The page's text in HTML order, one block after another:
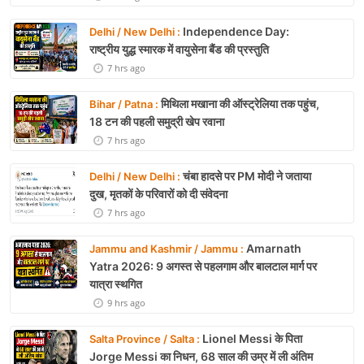
Delhi / New Delhi : Independence Day:
राष्ट्रीय युद्ध स्मारक में वायुसेना बैंड की प्रस्तुति
7 hrs ago
Bihar / Patna :मिथिला मखाना की ऑस्ट्रेलिया तक पहुंच,
18 टन की पहली समुद्री खेप रवाना
7 hrs ago
Delhi / New Delhi :चंबा हादसे पर PM मोदी ने जताया
दुख, मृतकों के परिवारों को दी संवेदना
7 hrs ago
Jammu and Kashmir / Jammu : Amarnath
Yatra 2026: 9 अगस्त से पहलगाम और बालटाल मार्ग पर
यात्रा स्थगित
9 hrs ago
Salta Province / Salta : Lionel Messi के पिता
Jorge Messi का निधन, 68 साल की उम्र में ली अंतिम